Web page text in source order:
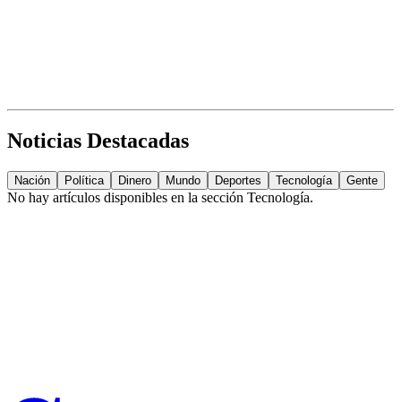
Noticias Destacadas
Nación Política Dinero Mundo Deportes Tecnología Gente
No hay artículos disponibles en la sección Tecnología.